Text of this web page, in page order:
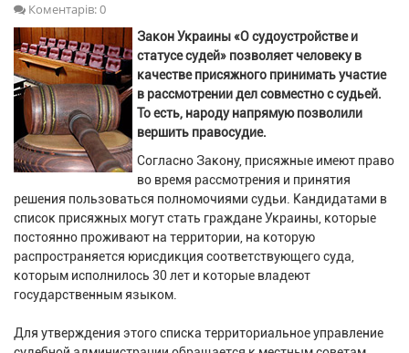
Коментарів: 0
Закон Украины «О судоустройстве и
статусе судей» позволяет человеку в
качестве присяжного принимать участие
в рассмотрении дел совместно с судьей.
То есть, народу напрямую позволили
вершить правосудие.
Согласно Закону, присяжные имеют право
во время рассмотрения и принятия
решения пользоваться полномочиями судьи. Кандидатами в
список присяжных могут стать граждане Украины, которые
постоянно проживают на территории, на которую
распространяется юрисдикция соответствующего суда,
которым исполнилось 30 лет и которые владеют
государственным языком.
Для утверждения этого списка территориальное управление